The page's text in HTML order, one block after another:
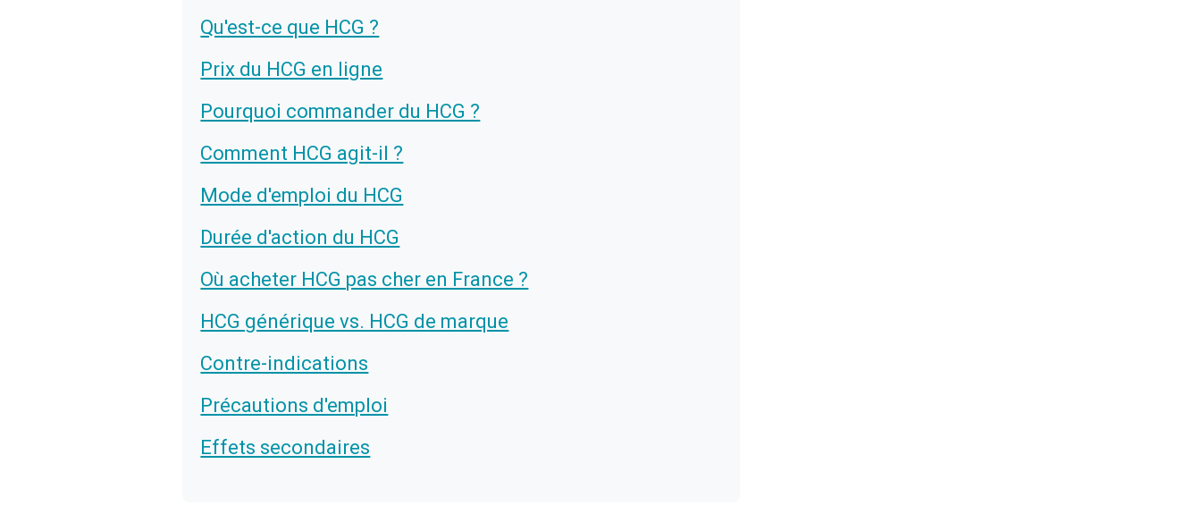
Qu'est-ce que HCG ?
Prix du HCG en ligne
Pourquoi commander du HCG ?
Comment HCG agit-il ?
Mode d'emploi du HCG
Durée d'action du HCG
Où acheter HCG pas cher en France ?
HCG générique vs. HCG de marque
Contre-indications
Précautions d'emploi
Effets secondaires